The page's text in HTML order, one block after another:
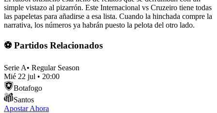
simple vistazo al pizarrón. Este Internacional vs Cruzeiro tiene todas
las papeletas para añadirse a esa lista. Cuando la hinchada compre la
narrativa, los números ya habrán puesto la pelota del otro lado.
⚽ Partidos Relacionados
Serie A• Regular Season
Mié 22 jul • 20:00
Botafogo
Santos
Apostar Ahora